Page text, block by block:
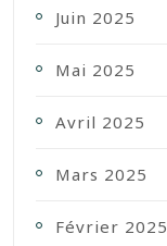
Juin 2025
Mai 2025
Avril 2025
Mars 2025
Février 2025